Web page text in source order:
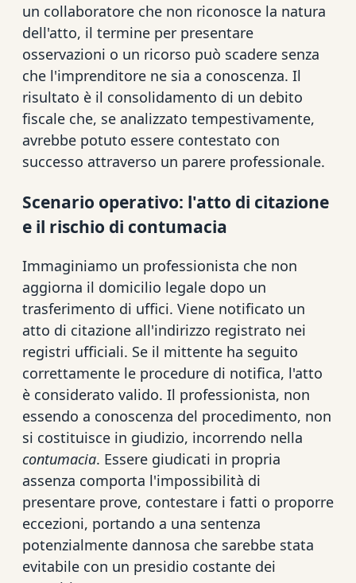
un collaboratore che non riconosce la natura
dell'atto, il termine per presentare
osservazioni o un ricorso può scadere senza
che l'imprenditore ne sia a conoscenza. Il
risultato è il consolidamento di un debito
fiscale che, se analizzato tempestivamente,
avrebbe potuto essere contestato con
successo attraverso un parere professionale.
Scenario operativo: l'atto di citazione
e il rischio di contumacia
Immaginiamo un professionista che non
aggiorna il domicilio legale dopo un
trasferimento di uffici. Viene notificato un
atto di citazione all'indirizzo registrato nei
registri ufficiali. Se il mittente ha seguito
correttamente le procedure di notifica, l'atto
è considerato valido. Il professionista, non
essendo a conoscenza del procedimento, non
si costituisce in giudizio, incorrendo nella
contumacia. Essere giudicati in propria
assenza comporta l'impossibilità di
presentare prove, contestare i fatti o proporre
eccezioni, portando a una sentenza
potenzialmente dannosa che sarebbe stata
evitabile con un presidio costante dei